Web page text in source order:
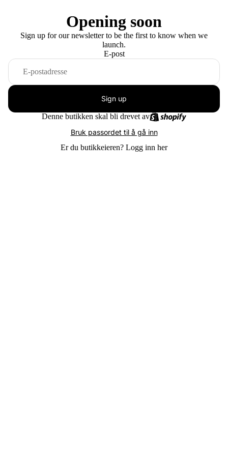
Opening soon
Sign up for our newsletter to be the first to know when we
launch.
E-post
Sign up
Denne butikken skal bli drevet av
Bruk passordet til å gå inn
Er du butikkeieren? Logg inn her